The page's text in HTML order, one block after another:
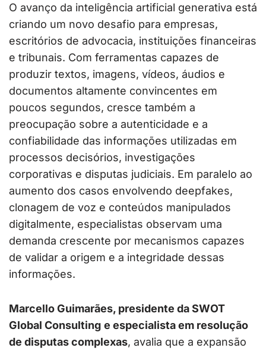
O avanço da inteligência artificial generativa está
criando um novo desafio para empresas,
escritórios de advocacia, instituições financeiras
e tribunais. Com ferramentas capazes de
produzir textos, imagens, vídeos, áudios e
documentos altamente convincentes em
poucos segundos, cresce também a
preocupação sobre a autenticidade e a
confiabilidade das informações utilizadas em
processos decisórios, investigações
corporativas e disputas judiciais. Em paralelo ao
aumento dos casos envolvendo deepfakes,
clonagem de voz e conteúdos manipulados
digitalmente, especialistas observam uma
demanda crescente por mecanismos capazes
de validar a origem e a integridade dessas
informações.
Marcello Guimarães, presidente da SWOT
Global Consulting e especialista em resolução
de disputas complexas, avalia que a expansão